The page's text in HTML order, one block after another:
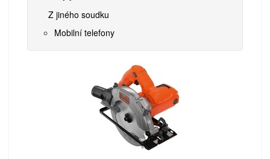
Z jiného soudku
Mobilní telefony